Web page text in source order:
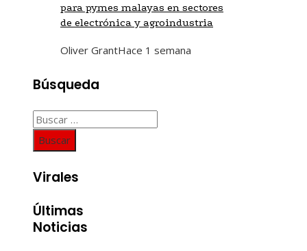
para pymes malayas en sectores
de electrónica y agroindustria
Oliver GrantHace 1 semana
Búsqueda
Buscar:
Virales
Últimas
Noticias